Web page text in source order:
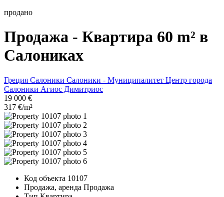
продано
Продажа - Квартира 60 m² в
Салониках
Греция Салоники Салоники - Муниципалитет Центр города
Салоники Агиос Димитриос
19 000 €
317 €/m²
Код объекта 10107
Продажа, аренда Продажа